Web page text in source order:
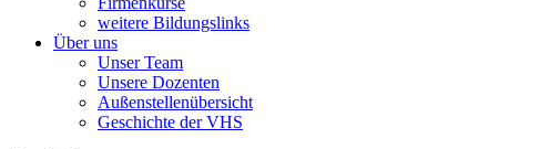
weitere Bildungslinks
Über uns
Unser Team
Unsere Dozenten
Außenstellenübersicht
Geschichte der VHS